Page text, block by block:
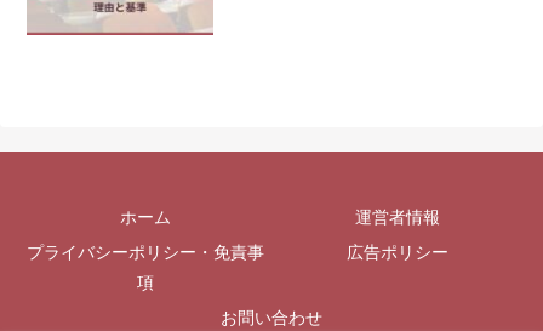
ホーム
運営者情報
プライバシーポリシー・免責事
項
広告ポリシー
お問い合わせ